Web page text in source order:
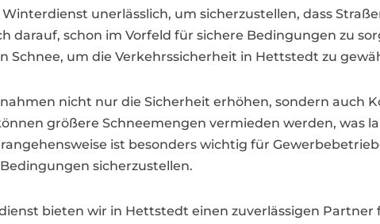
unerlässlich, um sicherzustellen, dass
darauf, schon im Vorfeld für sichere Bedingungen zu
um die Verkehrssicherheit in Hettstedt zu
nicht nur die Sicherheit erhöhen, sondern auch
größere Schneemengen vermieden werden, was
ist besonders wichtig für
sicherzustellen.
bieten wir in Hettstedt einen zuverlässigen